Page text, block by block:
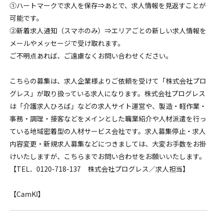
①ハートマークで求人を保存⇒あとで、求人情報を見返すことが
可能です。
②新着求人通知（スマホのみ）⇒エリアごとの新しい求人情報を
メールやメッセージで受け取れます。
ご不明点あれば、ご遠慮なくお問い合わせください。
こちらの募集は、求人企業様よりご依頼を受けて「株式会社プロ
グレス」が取り扱っている求人になります。株式会社プログレス
は「介護求人ひろば」などの求人サイト運営や、製造・軽作業・
事務・調理・接客などをメインとした職業紹介や人材派遣を行っ
ている地域密着型の人材サービス会社です。求人募集停止・求人
内容変更・新規求人募集などにつきましては、大変お手数をお掛
けいたしますが、こちらまでお問い合わせをお願いいたします。
【TEL．0120-718-137 株式会社プログレス／求人担当】
【CamKI】